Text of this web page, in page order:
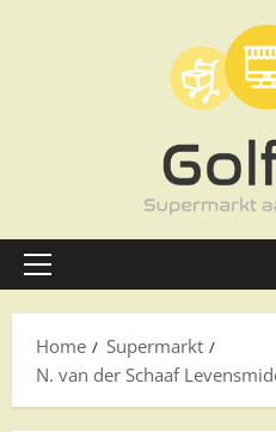
Primair
Home
Supermarkt
N. van der Schaaf